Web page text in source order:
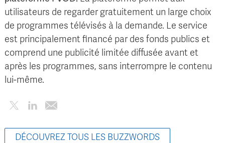
utilisateurs de regarder gratuitement un large choix
de programmes télévisés à la demande. Le service
est principalement financé par des fonds publics et
comprend une publicité limitée diffusée avant et
après les programmes, sans interrompre le contenu
lui-même.
DÉCOUVREZ TOUS LES BUZZWORDS